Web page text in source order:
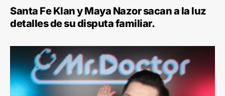
Santa Fe Klan y Maya Nazor sacan a la luz
detalles de su disputa familiar.